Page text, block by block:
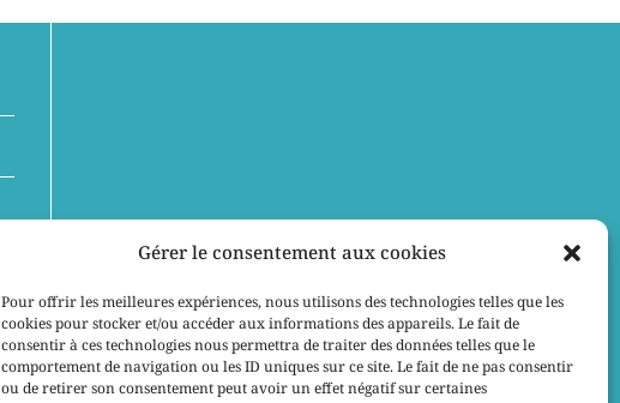
Gérer le consentement aux cookies
Pour offrir les meilleures expériences, nous utilisons des technologies telles que les
cookies pour stocker et/ou accéder aux informations des appareils. Le fait de
consentir à ces technologies nous permettra de traiter des données telles que le
comportement de navigation ou les ID uniques sur ce site. Le fait de ne pas consentir
ou de retirer son consentement peut avoir un effet négatif sur certaines